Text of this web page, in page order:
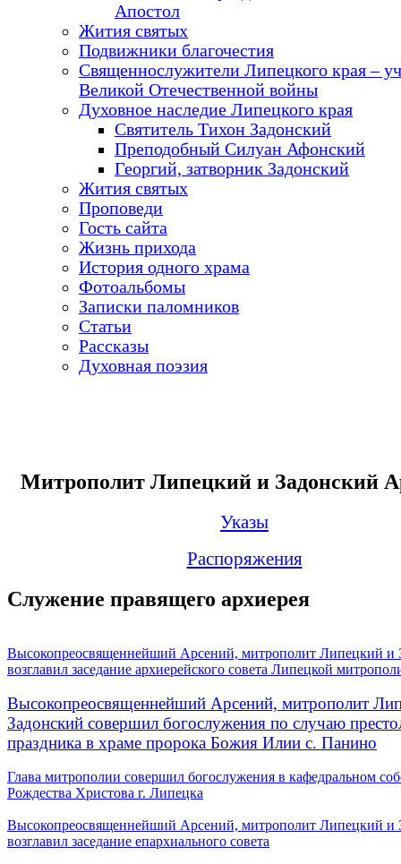
Апостол
Жития святых
Подвижники благочестия
Священнослужители Липецкого края –
Великой Отечественной войны
Духовное наследие Липецкого края
Святитель Тихон Задонский
Преподобный Силуан Афонский
Георгий, затворник Задонский
Жития святых
Проповеди
Гость сайта
Жизнь прихода
История одного храма
Фотоальбомы
Записки паломников
Статьи
Рассказы
Духовная поэзия
Митрополит Липецкий и Задонский
Указы
Распоряжения
Служение правящего архиерея
Высокопреосвященнейший Арсений, митрополит Липецкий и
возглавил заседание архиерейского совета Липецкой
Высокопреосвященнейший Арсений, митрополит
Задонский совершил богослужения по случаю
праздника в храме пророка Божия Илии с. Панино
Глава митрополии совершил богослужения в кафедральном
Рождества Христова г. Липецка
Высокопреосвященнейший Арсений, митрополит Липецкий и
возглавил заседание епархиального совета